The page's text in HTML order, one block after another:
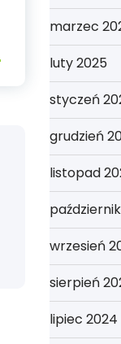
marzec
luty 2025
styczeń
grudzień
listopad
wrzesień
sierpień
lipiec 2024